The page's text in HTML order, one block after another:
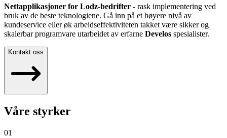
Nettapplikasjoner for Lodz-bedrifter - rask implementering ved
bruk av de beste teknologiene. Gå inn på et høyere nivå av
kundeservice eller øk arbeidseffektiviteten takket være sikker og
skalerbar programvare utarbeidet av erfarne Develos spesialister.
Kontakt oss
Våre styrker
01